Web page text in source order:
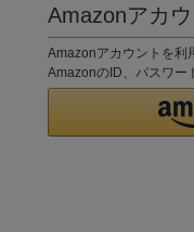
Amazonアカ
Amazonアカウントを利
AmazonのID、パスワー